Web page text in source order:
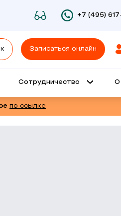
+7 (495) 617-
Записаться онлайн
Сотрудничество О
по ссылке